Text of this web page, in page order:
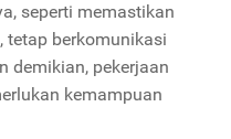
seperti memastikan
berkomunikasi
demikian, pekerjaan
kemampuan